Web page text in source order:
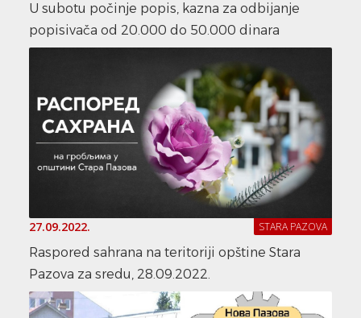
U subotu počinje popis, kazna za odbijanje
popisivača od 20.000 do 50.000 dinara
27.09.2022. STARA PAZOVA
Raspored sahrana na teritoriji opštine Stara
Pazova za sredu, 28.09.2022.